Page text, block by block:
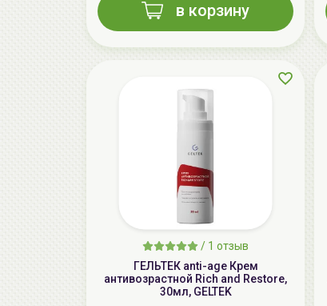
в корзину
/ 1 отзыв
ГЕЛЬТЕК anti-age Крем
антивозрастной Rich and Restore,
30мл, GELTEK